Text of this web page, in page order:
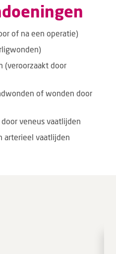
of na een operatie)
(veroorzaakt door
of wonden door
veneus vaatlijden
arterieel vaatlijden